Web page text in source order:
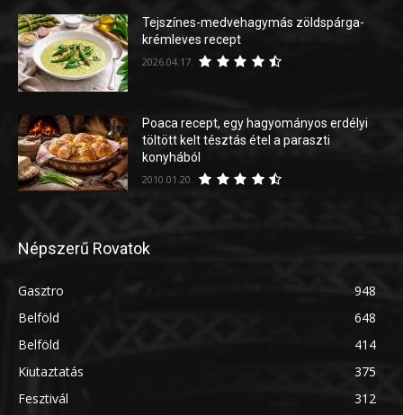
Tejszínes-medvehagymás zöldspárga-
krémleves recept
2026.04.17.
Poaca recept, egy hagyományos erdélyi
töltött kelt tésztás étel a paraszti
konyhából
2010.01.20.
Népszerű Rovatok
Gasztro
948
Belföld
648
Belföld
414
Kiutaztatás
375
Fesztivál
312